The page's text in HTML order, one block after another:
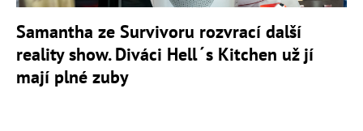
Samantha ze Survivoru rozvrací další
reality show. Diváci Hell´s Kitchen už jí
mají plné zuby